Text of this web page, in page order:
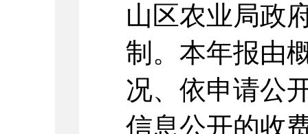
山区农业局政
制。本年报由
况、依申请公
信息公开的收